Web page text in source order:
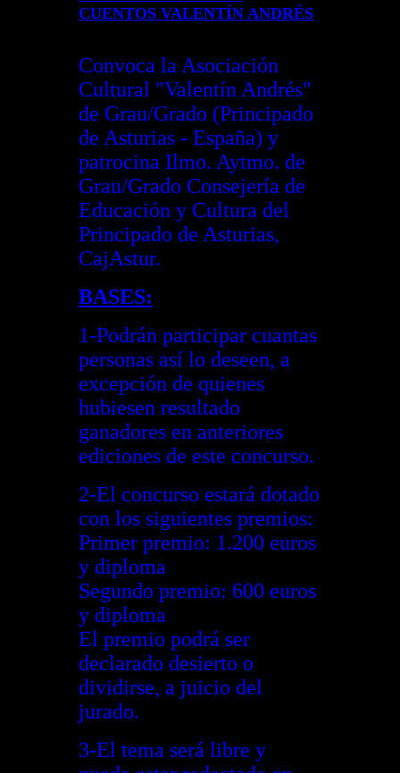
CUENTOS VALENTÍN ANDRÉS
Convoca la Asociación
Cultural "Valentín Andrés"
de Grau/Grado (Principado
de Asturias - España) y
patrocina Ilmo. Aytmo. de
Grau/Grado Consejería de
Educación y Cultura del
Principado de Asturias,
CajAstur.
BASES:
1-Podrán participar cuantas
personas así lo deseen, a
excepción de quienes
hubiesen resultado
ganadores en anteriores
ediciones de este concurso.
2-El concurso estará dotado
con los siguientes premios:
Primer premio: 1.200 euros
y diploma
Segundo premio: 600 euros
y diploma
El premio podrá ser
declarado desierto o
dividirse, a juicio del
jurado.
3-El tema será libre y